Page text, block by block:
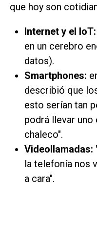
que hoy son
Internet y el IoT:
en un cerebro
datos).
Smartphones:
describió que
esto serían tan
podrá llevar
chaleco".
Videollamadas:
la telefonía nos
a cara".